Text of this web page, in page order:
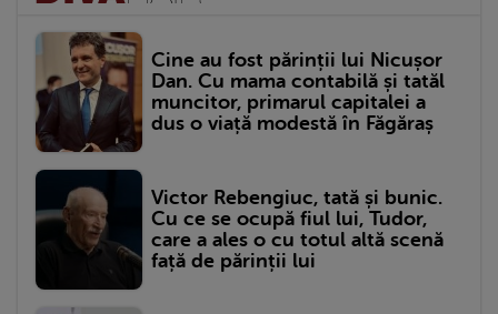
Cine au fost părinții lui Nicușor
Dan. Cu mama contabilă și tatăl
muncitor, primarul capitalei a
dus o viață modestă în Făgăraș
Victor Rebengiuc, tată și bunic.
Cu ce se ocupă fiul lui, Tudor,
care a ales o cu totul altă scenă
față de părinții lui